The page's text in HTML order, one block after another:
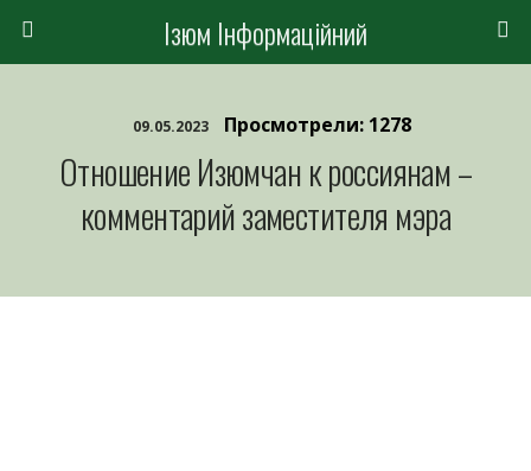
Ізюм Інформаційний
09.05.2023 Просмотрели: 1278
Отношение Изюмчан к россиянам –
комментарий заместителя мэра